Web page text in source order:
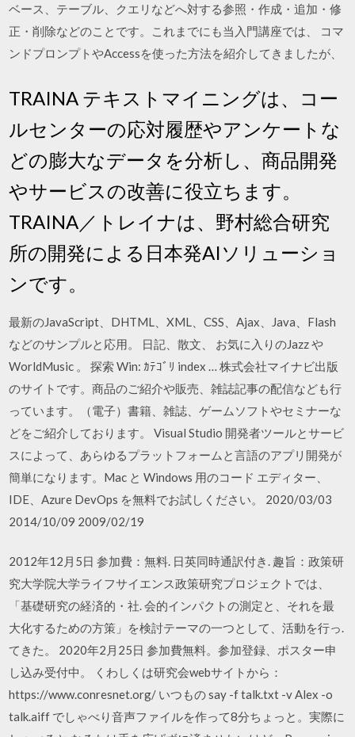
ベース、テーブル、クエリなどへ対する参照・作成・追加・修
正・削除などのことです。これまでにも当入門講座では、 コマ
ンドプロンプトやAccessを使った方法を紹介してきましたが、
TRAINA テキストマイニングは、コー
ルセンターの応対履歴やアンケートな
どの膨大なデータを分析し、商品開発
やサービスの改善に役立ちます。
TRAINA／トレイナは、野村総合研究
所の開発による日本発AIソリューショ
ンです。
最新のJavaScript、DHTML、XML、CSS、Ajax、Java、Flash
などのサンプルと応用。 日記、散文、 お気に入りのJazz や
WorldMusic 。 探索 Win: ｶﾃｺﾞﾘ index … 株式会社マイナビ出版
のサイトです。商品のご紹介や販売、雑誌記事の配信なども行
っています。（電子）書籍、雑誌、ゲームソフトやセミナーな
どをご紹介しております。 Visual Studio 開発者ツールとサービ
スによって、あらゆるプラットフォームと言語のアプリ開発が
簡単になります。Mac と Windows 用のコード エディター、
IDE、Azure DevOps を無料でお試しください。 2020/03/03
2014/10/09 2009/02/19
2012年12月5日 参加費：無料. 日英同時通訳付き. 趣旨：政策研
究大学院大学ライフサイエンス政策研究プロジェクトでは、
「基礎研究の経済的・社. 会的インパクトの測定と、それを最
大化するための方策」を検討テーマの一つとして、活動を行っ.
てきた。 2020年2月25日 参加費無料。参加登録、ポスター申
し込み受付中。 くわしくは研究会webサイトから：
https://www.conresnet.org/ いつもの say -f talk.txt -v Alex -o
talk.aiff でしゃべり音声ファイルを作って8分ちょっと。実際に